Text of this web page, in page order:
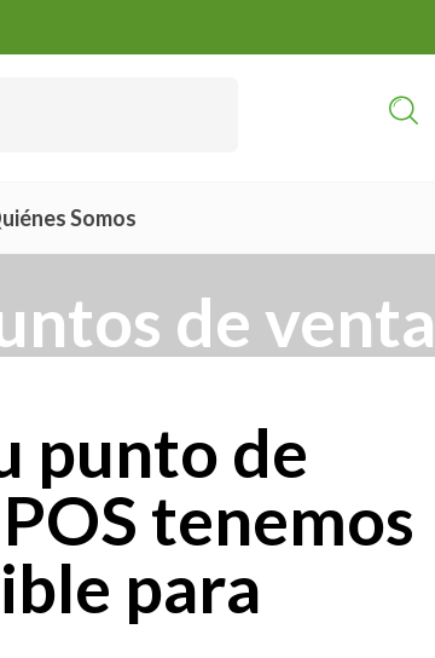
Somos
de venta
punto de
tenemos
para